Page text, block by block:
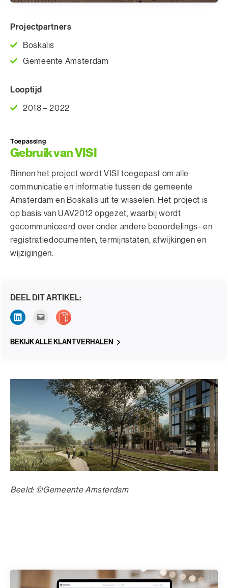
Projectpartners
Boskalis
Gemeente Amsterdam
Looptijd
2018 – 2022
Toepassing
Gebruik van VISI
Binnen het project wordt VISI toegepast om alle
communicatie en informatie tussen de gemeente
Amsterdam en Boskalis uit te wisselen. Het project is
op basis van UAV2012 opgezet, waarbij wordt
gecommuniceerd over onder andere beoordelings- en
registratiedocumenten, termijnstaten, afwijkingen en
wijzigingen.
DEEL DIT ARTIKEL:
BEKIJK ALLE KLANTVERHALEN
Beeld: ©Gemeente Amsterdam